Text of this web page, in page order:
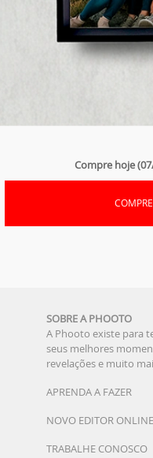
Compre hoje
SOBRE A PHOOTO
A Phooto existe para
seus melhores
revelações e muito
APRENDA A FAZER
NOVO EDITOR ONLINE
TRABALHE CONOSCO